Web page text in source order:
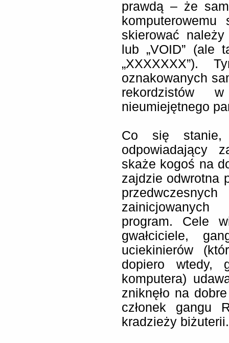
prawdą – że
skierować należy
lub „VOID” (ale
„XXXXXXX”).
oznakowanych
rekordzistów
nieumiejętnego
Co się stanie,
odpowiadający
skaże kogoś na
zajdzie odwrotna
program. Cele
gwałciciele,
uciekinierów
dopiero wtedy,
komputera)
zniknęło na
członek gangu
kradzieży biżuterii.